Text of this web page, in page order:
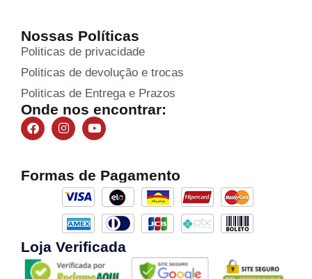
Nossas Políticas
Politicas de privacidade
Politicas de devolução e trocas
Politicas de Entrega e Prazos
Onde nos encontrar:
Formas de Pagamento
Loja Verificada